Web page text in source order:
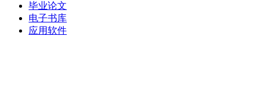
毕业论文
电子书库
应用软件